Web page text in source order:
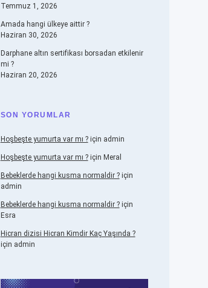
Temmuz 1, 2026
Amada hangi ülkeye aittir ?
Haziran 30, 2026
Darphane altın sertifikası borsadan etkilenir
mi ?
Haziran 20, 2026
SON YORUMLAR
Hoşbeşte yumurta var mı ?için admin
Hoşbeşte yumurta var mı ?için Meral
Bebeklerde hangi kusma normaldir ?için
admin
Bebeklerde hangi kusma normaldir ?için
Esra
Hicran dizisi Hicran Kimdir Kaç Yaşında ?
için admin